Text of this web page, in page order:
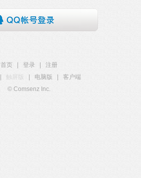
首页 登录
注册
触屏版 电脑版
客户端
© Comsenz Inc.